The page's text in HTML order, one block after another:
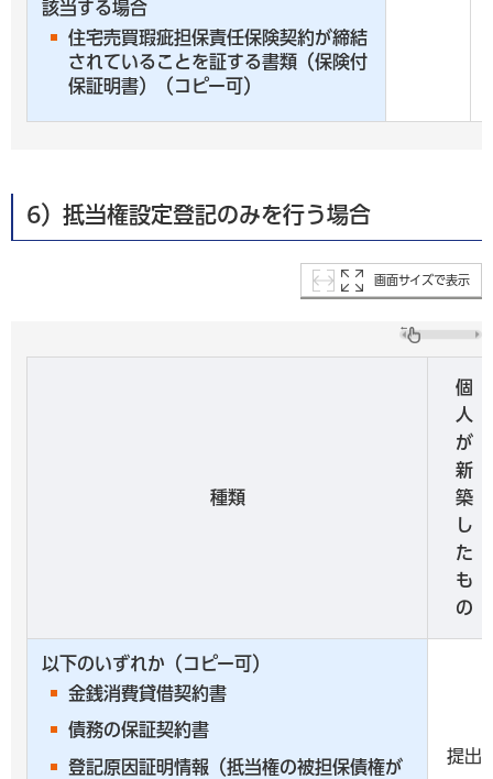
該当する場合
住宅売買瑕疵担保責任保険契約が締結
されていることを証する書類（保険付
保証明書）（コピー可）
6）抵当権設定登記のみを行う場合
画面サイズで表示
種類
個
人
が
新
築
し
た
も
の
以下のいずれか（コピー可）
金銭消費貸借契約書
債務の保証契約書
登記原因証明情報（抵当権の被担保債権が
提出